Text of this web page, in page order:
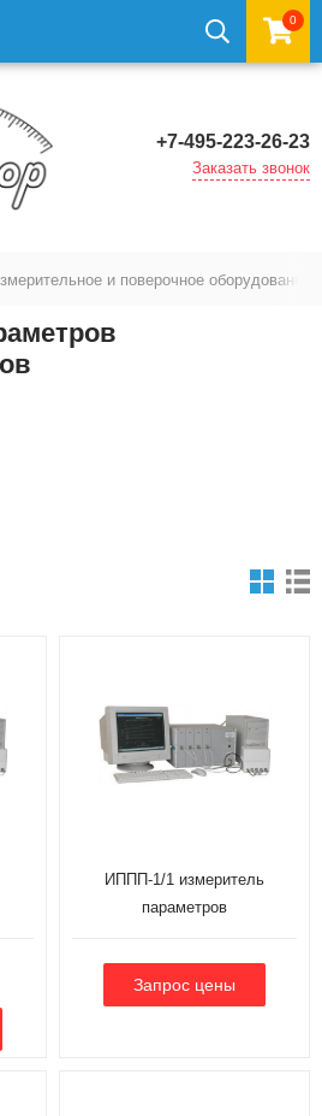
0
+7-495-223-26-23
Заказать звонок
и поверочное оборудование,
ИППП-1/1 измеритель
параметров